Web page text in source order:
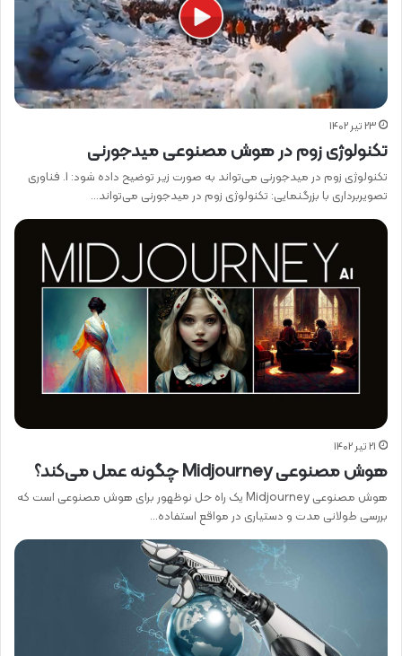
23 تیر 1402
تکنولوژی زوم در هوش مصنوعی میدجورنی
تکنولوژی زوم در میدجورنی می‌تواند به صورت زیر توضیح داده شود: 1. فناوری
تصویربرداری با بزرگنمایی: تکنولوژی زوم در میدجورنی می‌تواند…
21 تیر 1402
هوش مصنوعی Midjourney چگونه عمل می‌کند؟
هوش مصنوعی Midjourney یک راه حل نوظهور برای هوش مصنوعی است که
بررسی طولانی مدت و دستیاری در مواقع استفاده…